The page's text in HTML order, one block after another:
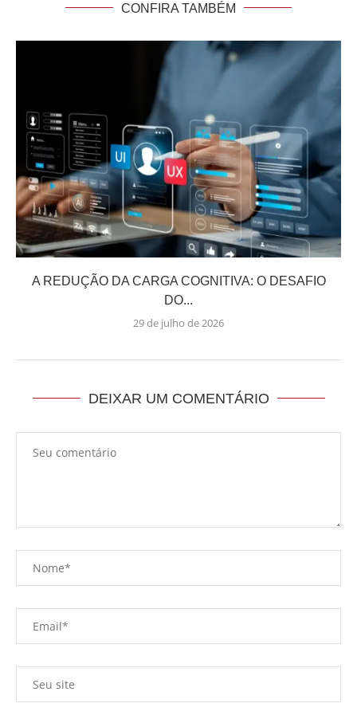
CONFIRA TAMBÉM
A REDUÇÃO DA CARGA COGNITIVA: O DESAFIO
DO...
29 de julho de 2026
DEIXAR UM COMENTÁRIO